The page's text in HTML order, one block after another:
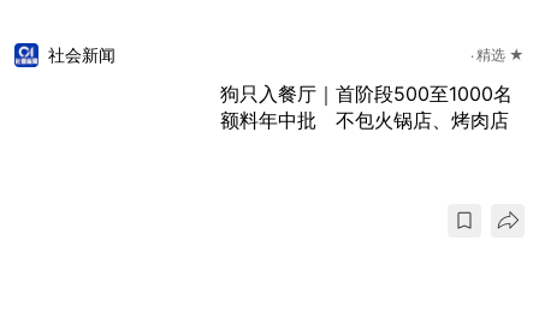
社会新闻 精选 ★
狗只入餐厅｜首阶段500至1000名
额料年中批 不包火锅店、烤肉店